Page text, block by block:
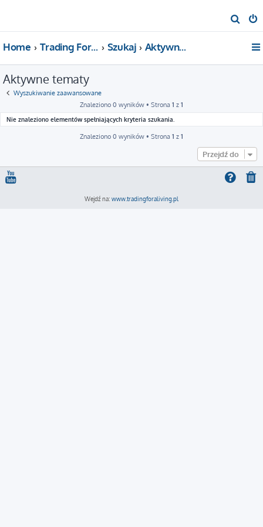
z
Home Trading For a Living Szukaj Aktywne tematy
Aktywne tematy
Wyszukiwanie zaawansowane
Znaleziono 0 wyników • Strona 1 z 1
Nie znaleziono elementów spełniających kryteria szukania.
Znaleziono 0 wyników • Strona 1 z 1
Przejdź do
Wejdź na: www.tradingforaliving.pl